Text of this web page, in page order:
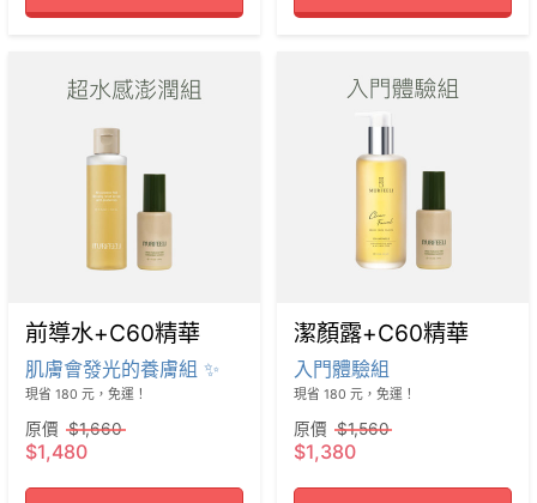
前導水+C60精華
肌膚會發光的養膚組 ✨
現省 180 元，免運！
原價 $1,660
$1,480
潔顏露+C60精華
入門體驗組
現省 180 元，免運！
原價 $1,560
$1,380